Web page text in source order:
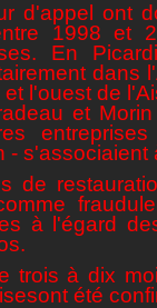
d'appel ont
1998 et
En
dans
l'ouest de
et
-
de
à l'égard
trois à dix
été